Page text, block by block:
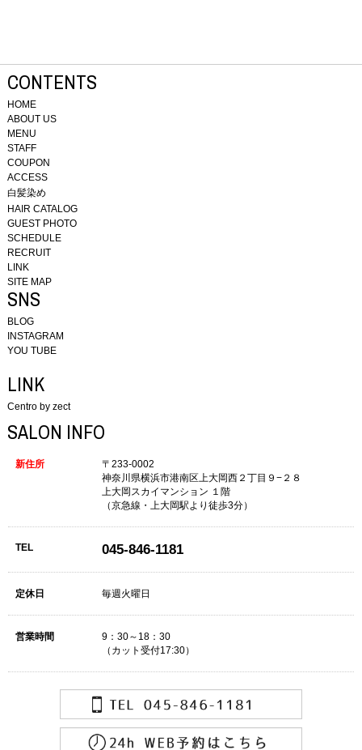
CONTENTS
HOME
ABOUT US
MENU
STAFF
COUPON
ACCESS
白髪染め
HAIR CATALOG
GUEST PHOTO
SCHEDULE
RECRUIT
LINK
SITE MAP
SNS
BLOG
INSTAGRAM
YOU TUBE
LINK
Centro by zect
SALON INFO
新住所
〒233-0002
神奈川県横浜市港南区上大岡西２丁目９−２８
上大岡スカイマンション １階
（京急線・上大岡駅より徒歩3分）
TEL 045-846-1181
定休日 毎週火曜日
営業時間
9：30～18：30
（カット受付17:30）